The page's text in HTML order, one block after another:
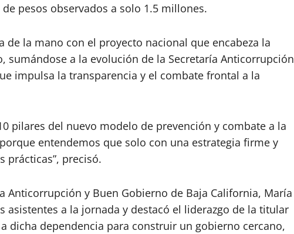
pesos observados a solo 1.5 millones.
de la mano con el proyecto nacional que encabeza la
sumándose a la evolución de la Secretaría Anticorrupción
impulsa la transparencia y el combate frontal a la
pilares del nuevo modelo de prevención y combate a la
entendemos que solo con una estrategia firme y
prácticas”, precisó.
Anticorrupción y Buen Gobierno de Baja California, María
asistentes a la jornada y destacó el liderazgo de la titular
dicha dependencia para construir un gobierno cercano,